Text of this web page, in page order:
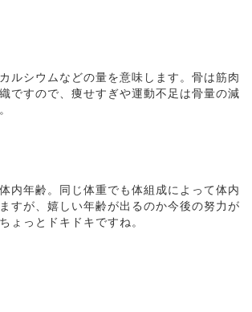
ルシウムなどの量を意味します。骨は筋肉
ですので、痩せすぎや運動不足は骨量の減
内年齢。同じ体重でも体組成によって体内
すが、嬉しい年齢が出るのか今後の努力が
ょっとドキドキですね。